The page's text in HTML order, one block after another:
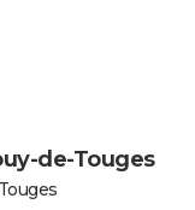
de-Touges